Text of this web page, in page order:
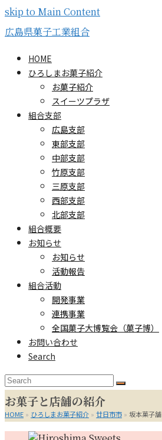
skip to Main Content
広島県菓子工業組合
HOME
ひろしまお菓子紹介
お菓子紹介
スイーツプラザ
組合支部
広島支部
東部支部
中部支部
竹原支部
三原支部
西部支部
北部支部
組合概要
お知らせ
お知らせ
活動報告
組合活動
開発事業
連携事業
全国菓子大博覧会（菓子博）
お問い合わせ
Search
Search
Submit
お菓子と店舗の紹介
HOME » ひろしまお菓子紹介 » 廿日市市 » 坂本菓子舗